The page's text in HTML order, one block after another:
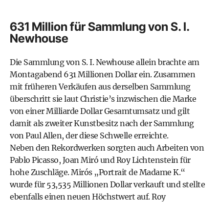
631 Million für Sammlung von S. I.
Newhouse
Die Sammlung von S. I. Newhouse allein brachte am
Montagabend 631 Millionen Dollar ein. Zusammen
mit früheren Verkäufen aus derselben Sammlung
überschritt sie laut Christie’s inzwischen die Marke
von einer Milliarde Dollar Gesamtumsatz und gilt
damit als zweiter Kunstbesitz nach der Sammlung
von Paul Allen, der diese Schwelle erreichte.
Neben den Rekordwerken sorgten auch Arbeiten von
Pablo Picasso, Joan Miró und Roy Lichtenstein für
hohe Zuschläge. Mirós „Portrait de Madame K.“
wurde für 53,535 Millionen Dollar verkauft und stellte
ebenfalls einen neuen Höchstwert auf. Roy